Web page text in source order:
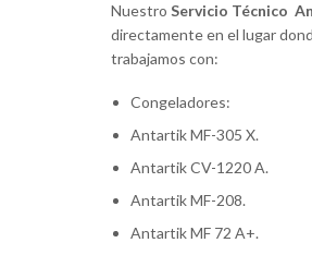
Nuestro Servicio Técnico
directamente en el lugar
trabajamos con:
Congeladores:
Antartik MF-305 X.
Antartik CV-1220 A.
Antartik MF-208.
Antartik MF 72 A+.